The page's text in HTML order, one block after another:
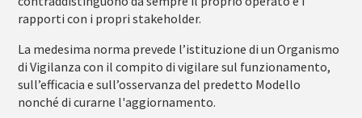
rapporti con i propri stakeholder.
La medesima norma prevede l’istituzione di un Organismo
di Vigilanza con il compito di vigilare sul funzionamento,
sull’efficacia e sull’osservanza del predetto Modello
nonché di curarne l'aggiornamento.